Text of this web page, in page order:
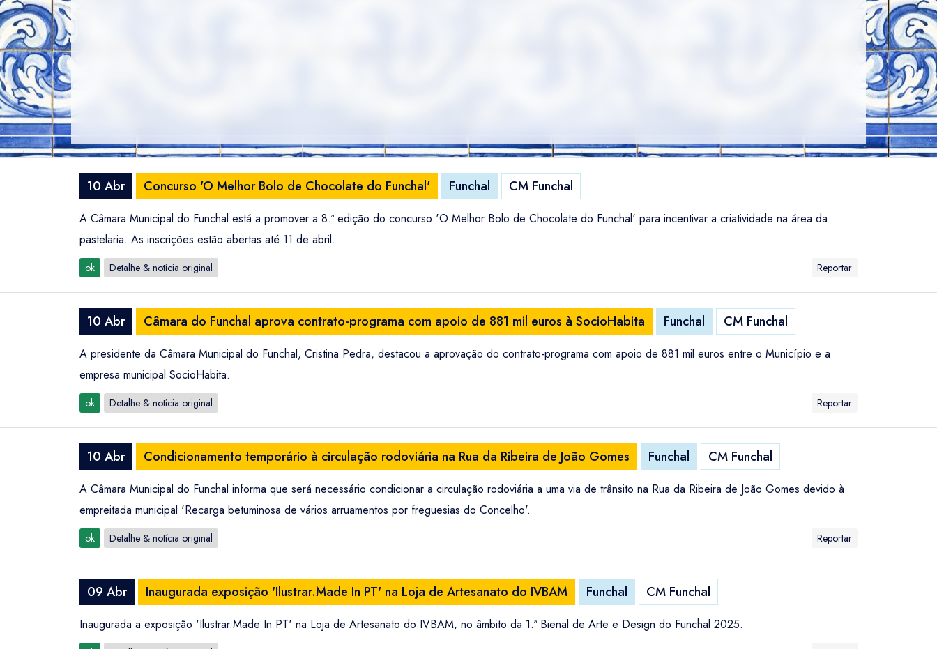
10 Abr Concurso 'O Melhor Bolo de Chocolate do Funchal' Funchal CM Funchal
A Câmara Municipal do Funchal está a promover a 8.ª edição do concurso 'O Melhor Bolo de Chocolate do Funchal' para incentivar a criatividade na área da
pastelaria. As inscrições estão abertas até 11 de abril.
ok Detalhe & notícia original Reportar
10 Abr Câmara do Funchal aprova contrato-programa com apoio de 881 mil euros à SocioHabita Funchal CM Funchal
A presidente da Câmara Municipal do Funchal, Cristina Pedra, destacou a aprovação do contrato-programa com apoio de 881 mil euros entre o Município e a
empresa municipal SocioHabita.
ok Detalhe & notícia original Reportar
10 Abr Condicionamento temporário à circulação rodoviária na Rua da Ribeira de João Gomes Funchal CM Funchal
A Câmara Municipal do Funchal informa que será necessário condicionar a circulação rodoviária a uma via de trânsito na Rua da Ribeira de João Gomes devido à
empreitada municipal 'Recarga betuminosa de vários arruamentos por freguesias do Concelho'.
ok Detalhe & notícia original Reportar
09 Abr Inaugurada exposição 'Ilustrar.Made In PT' na Loja de Artesanato do IVBAM Funchal CM Funchal
Inaugurada a exposição 'Ilustrar.Made In PT' na Loja de Artesanato do IVBAM, no âmbito da 1.ª Bienal de Arte e Design do Funchal 2025.